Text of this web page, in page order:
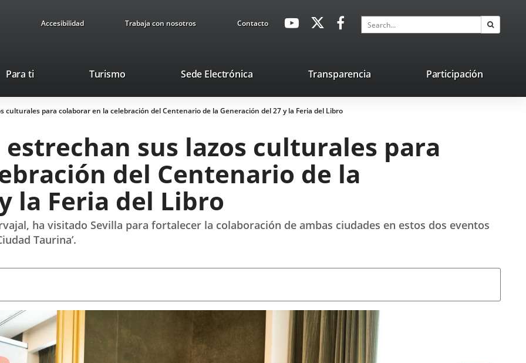
Accesibilidad Trabaja con nosotros ContactoavaHeaderSocial
Link
Link
application.
application.
Search
Para ti TurismoThis
will
open
pop-
up
window.
Sede ElectrónicaLink
external
application.
Transparencia Participación
culturales para colaborar en la celebración del Centenario de la Generación del 27 y la Feria del Libro
sus lazos culturales para
del Centenario de la
la Feria del Libro
ha visitado Sevilla para fortalecer la colaboración de ambas ciudades en estos dos eventos
Taurina’.